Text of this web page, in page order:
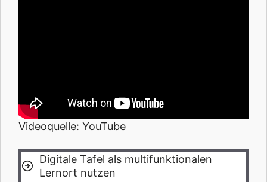
Videoquelle: YouTube
Digitale Tafel als multifunktionalen
Lernort nutzen